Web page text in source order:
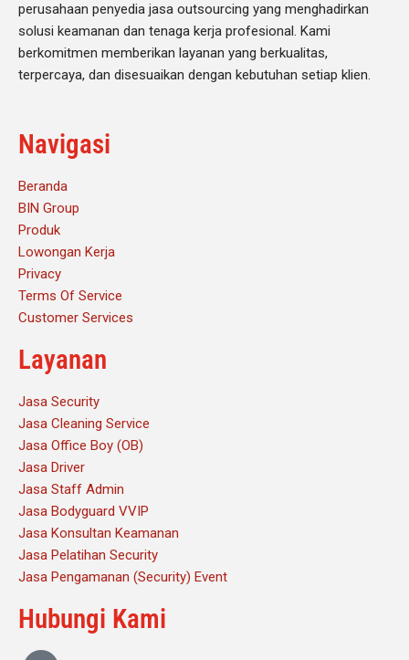
perusahaan penyedia jasa outsourcing yang menghadirkan
solusi keamanan dan tenaga kerja profesional. Kami
berkomitmen memberikan layanan yang berkualitas,
terpercaya, dan disesuaikan dengan kebutuhan setiap klien.
Navigasi
Beranda
BIN Group
Produk
Lowongan Kerja
Privacy
Terms Of Service
Customer Services
Layanan
Jasa Security
Jasa Cleaning Service
Jasa Office Boy (OB)
Jasa Driver
Jasa Staff Admin
Jasa Bodyguard VVIP
Jasa Konsultan Keamanan
Jasa Pelatihan Security
Jasa Pengamanan (Security) Event
Hubungi Kami